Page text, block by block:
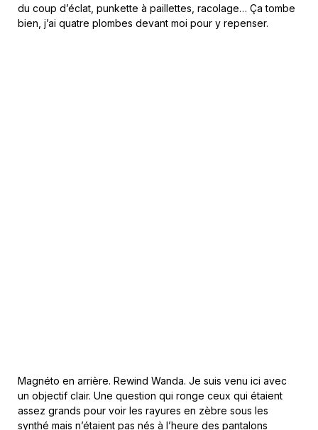
du coup d’éclat, punkette à paillettes, racolage… Ça tombe
bien, j’ai quatre plombes devant moi pour y repenser.
Magnéto en arrière. Rewind Wanda. Je suis venu ici avec
un objectif clair. Une question qui ronge ceux qui étaient
assez grands pour voir les rayures en zèbre sous les
synthé mais n’étaient pas nés à l’heure des pantalons